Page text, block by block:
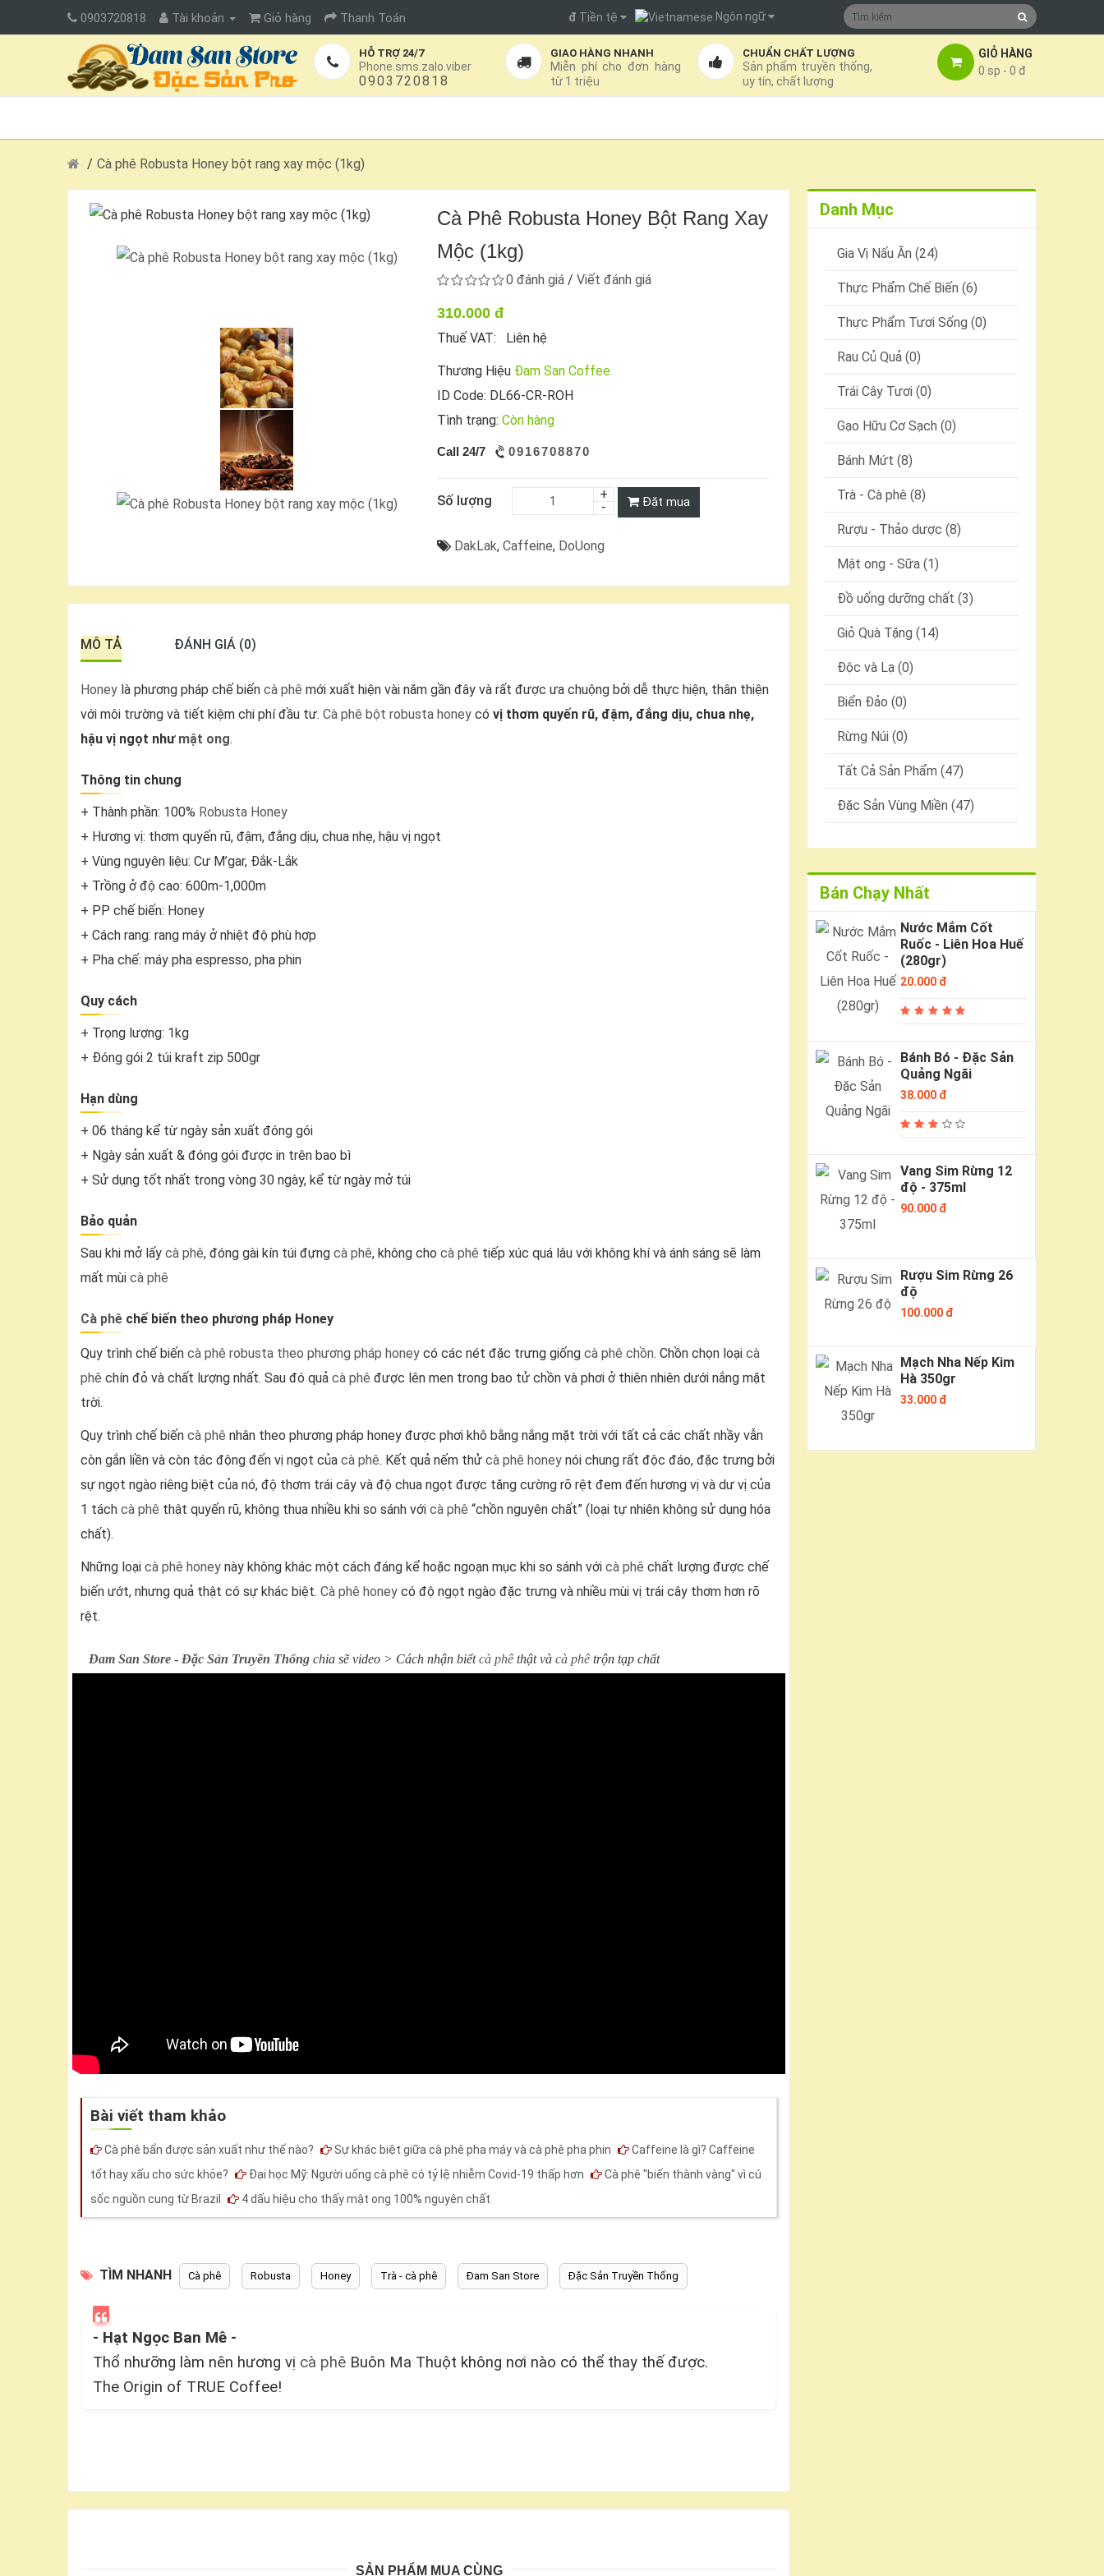
0903720818 Tài khoản Giỏ hàng Thanh Toán đ Tiền tệ Ngôn ngữ
HỖ TRỢ 24/7
Phone.sms.zalo.viber
0903720818
GIAO HÀNG NHANH
Miễn phí cho đơn hàng
từ 1 triệu
CHUẨN CHẤT LƯỢNG
Sản phẩm truyền thống,
uy tín, chất lượng
GIỎ HÀNG
0 sp - 0 đ
Cà phê Robusta Honey bột rang xay mộc (1kg)
Cà Phê Robusta Honey Bột Rang Xay
Mộc (1kg)
0 đánh giá/ Viết đánh giá
310.000 đ
Thuế VAT: Liên hệ
Thương Hiệu Đam San Coffee
ID Code: DL66-CR-ROH
Tình trạng: Còn hàng
Call 24/7 0916708870
Số lượng Đặt mua
DakLak, Caffeine, DoUong
MÔ TẢ ĐÁNH GIÁ (0)
Honey là phương pháp chế biến cà phê mới xuất hiện vài năm gần đây và rất được ưa chuộng bởi dễ thực hiện, thân thiện
với môi trường và tiết kiệm chi phí đầu tư. Cà phê bột robusta honey có vị thơm quyến rũ, đậm, đắng dịu, chua nhẹ,
hậu vị ngọt như mật ong.
Thông tin chung
+ Thành phần: 100% Robusta Honey
+ Hương vị: thơm quyến rũ, đậm, đắng dịu, chua nhẹ, hậu vị ngọt
+ Vùng nguyên liệu: Cư M’gar, Đắk-Lắk
+ Trồng ở độ cao: 600m-1,000m
+ PP chế biến: Honey
+ Cách rang: rang máy ở nhiệt độ phù hợp
+ Pha chế: máy pha espresso, pha phin
Quy cách
+ Trọng lượng: 1kg
+ Đóng gói 2 túi kraft zip 500gr
Hạn dùng
+ 06 tháng kể từ ngày sản xuất đóng gói
+ Ngày sản xuất & đóng gói được in trên bao bì
+ Sử dụng tốt nhất trong vòng 30 ngày, kể từ ngày mở túi
Bảo quản
Sau khi mở lấy cà phê, đóng gài kín túi đựng cà phê, không cho cà phê tiếp xúc quá lâu với không khí và ánh sáng sẽ làm
mất mùi cà phê
Cà phê chế biến theo phương pháp Honey
Quy trình chế biến cà phê robusta theo phương pháp honey có các nét đặc trưng giống cà phê chồn. Chồn chọn loại cà
phê chín đỏ và chất lượng nhất. Sau đó quả cà phê được lên men trong bao tử chồn và phơi ở thiên nhiên dưới nắng mặt
trời.
Quy trình chế biến cà phê nhân theo phương pháp honey được phơi khô bằng nắng mặt trời với tất cả các chất nhầy vẫn
còn gắn liền và còn tác động đến vị ngọt của cà phê. Kết quả nếm thử cà phê honey nói chung rất độc đáo, đặc trưng bởi
sự ngọt ngào riêng biệt của nó, độ thơm trái cây và độ chua ngọt được tăng cường rõ rệt đem đến hương vị và dư vị của
1 tách cà phê thật quyến rũ, không thua nhiều khi so sánh với cà phê “chồn nguyên chất” (loại tự nhiên không sử dụng hóa
chất).
Những loại cà phê honey này không khác một cách đáng kể hoặc ngoạn mục khi so sánh với cà phê chất lượng được chế
biến ướt, nhưng quả thật có sự khác biệt. Cà phê honey có độ ngọt ngào đặc trưng và nhiều mùi vị trái cây thơm hơn rõ
rệt.
Đam San Store - Đặc Sản Truyền Thống chia sẽ video > Cách nhận biếtcà phê thật và cà phê trộn tạp chất
Bài viết tham khảo
Cà phê bẩn được sản xuất như thế nào? Sự khác biệt giữa cà phê pha máy và cà phê pha phin
Caffeine là gì? Caffeine
tốt hay xấu cho sức khỏe?
Đại học Mỹ: Người uống cà phê có tỷ lệ nhiễm Covid-19 thấp hơn
Cà phê "biến thành vàng" vì cú
sốc nguồn cung từ Brazil
4 dấu hiệu cho thấy mật ong 100% nguyên chất
TÌM NHANH Cà phê Robusta Honey Trà - cà phê Đam San Store Đặc Sản Truyền Thống
- Hạt Ngọc Ban Mê -
Thổ nhưỡng làm nên hương vị cà phêBuôn Ma Thuột không nơi nào có thể thay thế được.
The Origin of TRUE Coffee!
SẢN PHẨM MUA CÙNG
Danh Mục
Gia Vị Nấu Ăn (24)
Thực Phẩm Chế Biến (6)
Thực Phẩm Tươi Sống (0)
Rau Củ Quả (0)
Trái Cây Tươi (0)
Gạo Hữu Cơ Sạch (0)
Bánh Mứt (8)
Trà - Cà phê (8)
Rượu - Thảo dược (8)
Mật ong - Sữa (1)
Đồ uống dưỡng chất (3)
Giỏ Quà Tặng (14)
Độc và Lạ (0)
Biển Đảo (0)
Rừng Núi (0)
Tất Cả Sản Phẩm (47)
Đặc Sản Vùng Miền (47)
Bán Chạy Nhất
Nước Mắm Cốt
Ruốc - Liên Hoa Huế
(280gr)
20.000 đ
Bánh Bó - Đặc Sản
Quảng Ngãi
38.000 đ
Vang Sim Rừng 12
độ - 375ml
90.000 đ
Rượu Sim Rừng 26
độ
100.000 đ
Mạch Nha Nếp Kim
Hà 350gr
33.000 đ